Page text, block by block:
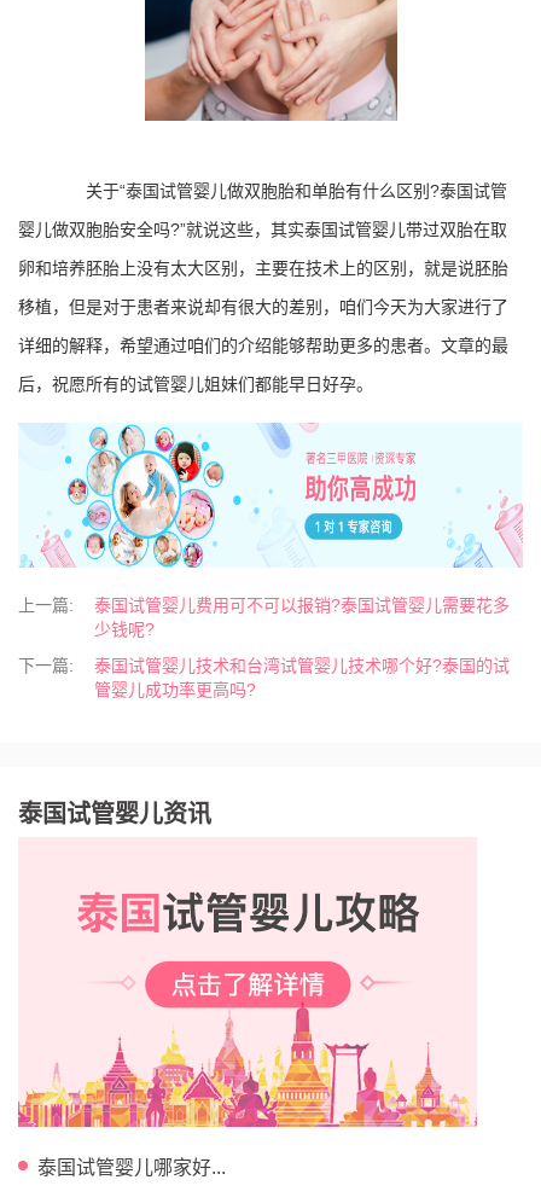
关于“泰国试管婴儿做双胞胎和单胎有什么区别?泰国试管
婴儿做双胞胎安全吗?”就说这些，其实泰国试管婴儿带过双胎在取
卵和培养胚胎上没有太大区别，主要在技术上的区别，就是说胚胎
移植，但是对于患者来说却有很大的差别，咱们今天为大家进行了
详细的解释，希望通过咱们的介绍能够帮助更多的患者。文章的最
后，祝愿所有的试管婴儿姐妹们都能早日好孕。
上一篇:
泰国试管婴儿费用可不可以报销?泰国试管婴儿需要花多
少钱呢?
下一篇:
泰国试管婴儿技术和台湾试管婴儿技术哪个好?泰国的试
管婴儿成功率更高吗?
泰国试管婴儿资讯
泰国试管婴儿哪家好...